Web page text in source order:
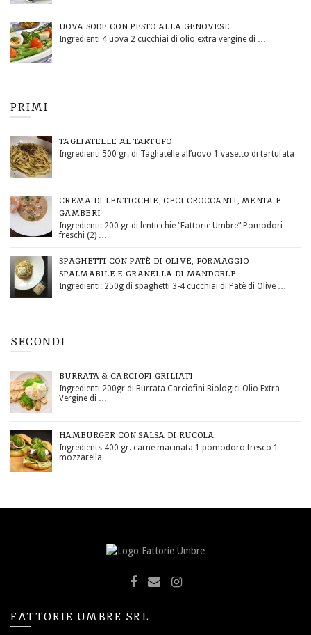
UOVA SODE CON PESTO ALLA GENOVESE
Ingredienti 4 uova 2 cucchiai di olio extra vergine di …
PRIMI
TAGLIATELLE AL TARTUFO
Ingredienti 500 gr. di Tagliatelle all’uovo 1 vasetto di tartufata
…
CREMA DI LENTICCHIE, CECI CROCCANTI, MENTA E
GAMBERI
Ingredienti: 200 gr di lenticchie “Fattorie Umbre” Pomodori
freschi (2) …
SPAGHETTI CON PATÈ DI OLIVE, FORMAGGIO
SPALMABILE E GRANELLA DI MANDORLE
Ingredienti: 250g di spaghetti 3-4 cucchiai di Patè di Olive …
SECONDI
BURRATA & CARCIOFI GRILIATI
Ingredienti 200gr di Burrata Carciofini Biologici Olio Extra
Vergine di …
HAMBURGER CON SALSA DI RUCOLA
Ingredients 400 gr. carne macinata 1 pomodoro fresco 1
mozzarella …
FATTORIE UMBRE SRL